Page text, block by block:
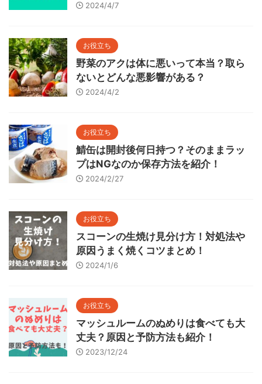
2024/4/7
お役立ち
野菜のアクは体に悪いって本当？取ら
ないとどんな悪影響がある？
2024/4/2
お役立ち
鯖缶は開封後何日持つ？そのままラッ
プはNGなのか保存方法を紹介！
2024/2/27
お役立ち
スコーンの生焼け見分け方！対処法や
原因うまく焼くコツまとめ！
2024/1/6
お役立ち
マッシュルームのぬめりは食べても大
丈夫？原因と予防方法も紹介！
2023/12/24